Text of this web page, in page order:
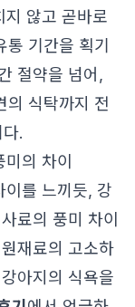
지 않고 곧바로
기간을 획기
절약을 넘어,
의 식탁까지 전
.
의 차이
이를 느끼듯, 강
료의 풍미 차이
재료의 고소하
아지의 식욕을